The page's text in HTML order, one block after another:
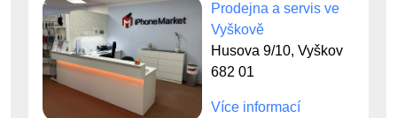
Prodejna a servis ve
Vyškově
Husova 9/10, Vyškov
682 01
Více informací